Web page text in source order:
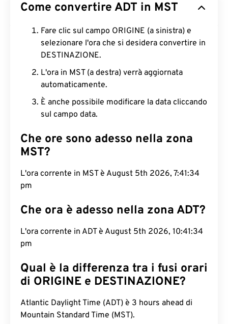
Come convertire ADT in MST
Fare clic sul campo ORIGINE (a sinistra) e
selezionare l'ora che si desidera convertire in
DESTINAZIONE.
L'ora in MST (a destra) verrà aggiornata
automaticamente.
È anche possibile modificare la data cliccando
sul campo data.
Che ore sono adesso nella zona
MST?
L'ora corrente in MST è August 5th 2026, 7:41:35
pm
Che ora è adesso nella zona ADT?
L'ora corrente in ADT è August 5th 2026, 10:41:35
pm
Qual è la differenza tra i fusi orari
di ORIGINE e DESTINAZIONE?
Atlantic Daylight Time (ADT) è 3 hours ahead di
Mountain Standard Time (MST).